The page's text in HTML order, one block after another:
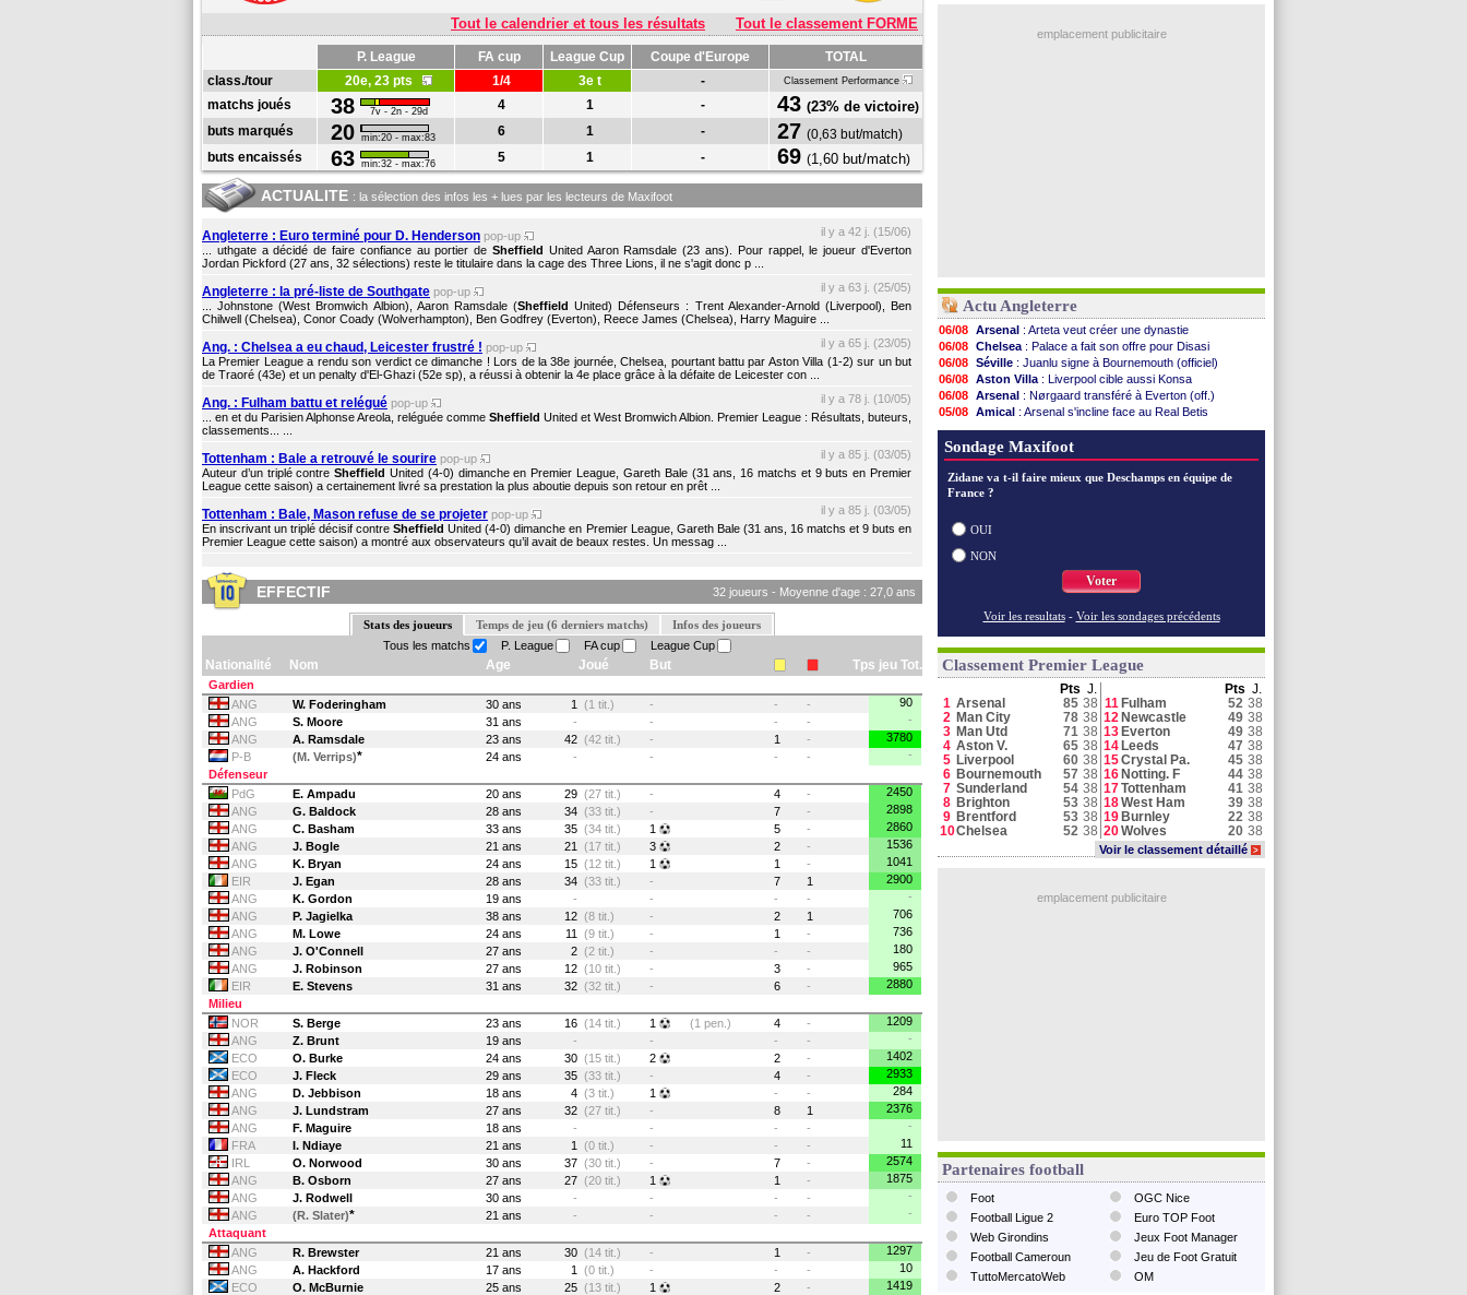
Tout le calendrier et tous les résultats Tout le classement FORME
P. League FA cup League Cup Coupe d'Europe
TOTAL
class./tour
20e, 23 pts 1/4 3e t - Classement Performance
matchs joués 38 7v - 2n - 29d 4 1 - 43 (23% de victoire)
buts marqués
20 min:20 - max:83 6 1 - 27 (0,63 but/match)
buts encaissés
63 min:32 - max:76 5 1 - 69 (1,60 but/match)
ACTUALITE : la sélection des infos les + lues par les lecteurs de Maxifoot
Angleterre : Euro terminé pour D. Henderson pop-up
il y a 42 j. (15/06)
... uthgate a décidé de faire confiance au portier de Sheffield United Aaron Ramsdale (23 ans). Pour rappel, le joueur d'Everton
Jordan Pickford (27 ans, 32 sélections) reste le titulaire dans la cage des Three Lions, il ne s'agit donc p ...
Angleterre : la pré-liste de Southgate pop-up
il y a 63 j. (25/05)
... Johnstone (West Bromwich Albion), Aaron Ramsdale (Sheffield United) Défenseurs : Trent Alexander-Arnold (Liverpool), Ben
Chilwell (Chelsea), Conor Coady (Wolverhampton), Ben Godfrey (Everton), Reece James (Chelsea), Harry Maguire ...
Ang. : Chelsea a eu chaud, Leicester frustré ! pop-up
il y a 65 j. (23/05)
La Premier League a rendu son verdict ce dimanche ! Lors de la 38e journée, Chelsea, pourtant battu par Aston Villa (1-2) sur un but
de Traoré (43e) et un penalty d'El-Ghazi (52e sp), a réussi à obtenir la 4e place grâce à la défaite de Leicester con ...
Ang. : Fulham battu et relégué pop-up
il y a 78 j. (10/05)
... en et du Parisien Alphonse Areola, reléguée comme Sheffield United et West Bromwich Albion. Premier League : Résultats, buteurs,
classements... ...
Tottenham : Bale a retrouvé le sourire pop-up
il y a 85 j. (03/05)
Auteur d’un triplé contreSheffield United (4-0) dimanche en Premier League, Gareth Bale (31 ans, 16 matchs et 9 buts en Premier
League cette saison) a certainement livré sa prestation la plus aboutie depuis son retour en prêt ...
Tottenham : Bale, Mason refuse de se projeter pop-up
il y a 85 j. (03/05)
En inscrivant un triplé décisif contreSheffield United (4-0) dimanche en Premier League, Gareth Bale (31 ans, 16 matchs et 9 buts en
Premier League cette saison) a montré aux observateurs qu’il avait de beaux restes. Un messag ...
EFFECTIF 32 joueurs - Moyenne d'age : 27,0 ans
Stats des joueurs Temps de jeu (6 derniers matchs)
Infos des joueurs
Tous les matchs
P. League FA cup League Cup
Nationalité Nom Age Joué But Tps jeu Tot.
Gardien
ANG
W. Foderingham 30 ans 1 (1 tit.) - - -
90
ANG
S. Moore 31 ans - - - -
-
ANG
A. Ramsdale 23 ans 42 (42 tit.) - 1 -
3780
P-B
(M. Verrips)* 24 ans - - - -
-
Défenseur
PdG
E. Ampadu 20 ans 29 (27 tit.) - 4 -
2450
ANG
G. Baldock 28 ans 34 (33 tit.) - 7 -
2898
ANG
C. Basham 33 ans 35 (34 tit.) 1 5 -
2860
ANG
J. Bogle 21 ans 21 (17 tit.) 3 2 -
1536
ANG
K. Bryan 24 ans 15 (12 tit.) 1 1 -
1041
EIR
J. Egan 28 ans 34 (33 tit.) - 7 1
2900
ANG
K. Gordon 19 ans - - - -
-
ANG
P. Jagielka 38 ans 12 (8 tit.) - 2 1
706
ANG
M. Lowe 24 ans 11 (9 tit.) - 1 -
736
ANG
J. O'Connell 27 ans 2 (2 tit.) - - -
180
ANG
J. Robinson 27 ans 12 (10 tit.) - 3 -
965
EIR
E. Stevens 31 ans 32 (32 tit.) - 6 -
2880
Milieu
NOR
S. Berge 23 ans 16 (14 tit.) 1 (1 pen.) 4 -
1209
ANG
Z. Brunt 19 ans - - - -
-
ECO
O. Burke 24 ans 30 (15 tit.) 2 2 -
1402
ECO
J. Fleck 29 ans 35 (33 tit.) - 4 -
2933
ANG
D. Jebbison 18 ans 4 (3 tit.) 1 - -
284
ANG
J. Lundstram 27 ans 32 (27 tit.) - 8 1
2376
ANG
F. Maguire 18 ans - - - -
-
FRA
I. Ndiaye 21 ans 1 (0 tit.) - - -
11
IRL
O. Norwood 30 ans 37 (30 tit.) - 7 -
2574
ANG
B. Osborn 27 ans 27 (20 tit.) 1 1 -
1875
ANG
J. Rodwell 30 ans - - - -
-
ANG
(R. Slater)* 21 ans - - - -
-
Attaquant
ANG
R. Brewster 21 ans 30 (14 tit.) - 1 -
1297
ANG
A. Hackford 17 ans 1 (0 tit.) - - -
10
ECO
O. McBurnie 25 ans 25 (13 tit.) 1 2 -
1419
emplacement publicitaire
Actu Angleterre
06/08 Arsenal : Arteta veut créer une dynastie
06/08 Chelsea : Palace a fait son offre pour Disasi
06/08 Séville : Juanlu signe à Bournemouth (officiel)
06/08 Aston Villa : Liverpool cible aussi Konsa
06/08 Arsenal : Nørgaard transféré à Everton (off.)
05/08 Amical : Arsenal s'incline face au Real Betis
05/08 Man City: Maresca flou pour Reijnders
05/08 Newcastle: Jaissle est le nouveau coach (off.)
05/08 Arsenal: Havertz en veut encore plus
05/08 Chelsea : Côme touche au but pour Chalobah
05/08 Amical
05/08
Man Utd
05/08
Ipswich
Voir toutes les brèves
Sondage Maxifoot
Zidane va t-il faire mieux que Deschamps en équipe de
France ?
OUI
NON
Voter
Voir les resultats - Voir les sondages précédents
Classement Premier League
Pts J. Pts J.
1 Arsenal 85 38 11 Fulham 52 38
2 Man City 78 38 12 Newcastle 49 38
3 Man Utd 71 38 13 Everton 49 38
4 Aston V. 65 38 14 Leeds 47 38
5 Liverpool 60 38 15Crystal Pa. 45 38
6 Bournemouth 57 38 16 Notting. F 44 38
7 Sunderland 54 38 17Tottenham 41 38
8 Brighton 53 38 18West Ham 39 38
9 Brentford 53 38 19 Burnley 22 38
10Chelsea 52 38 20Wolves 20 38
Voir le classement détaillé >
emplacement publicitaire
Partenaires football
Foot
Football Ligue 2
Web Girondins
Football Cameroun
TuttoMercatoWeb
OGC Nice
Euro TOP Foot
Jeux Foot Manager
Jeu de Foot Gratuit
OM